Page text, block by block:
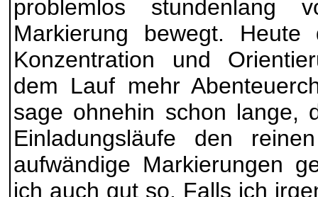
problemlos stundenlang
Markierung bewegt.
Konzentration und
dem Lauf mehr
sage ohnehin schon lange,
Einladungsläufe den
aufwändige Markierungen
ich auch gut so. Falls ich